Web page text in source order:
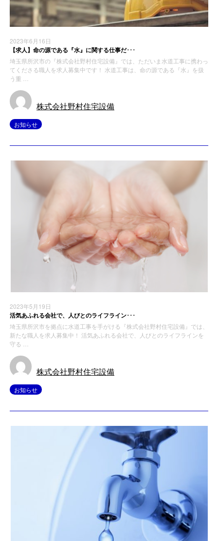
2023年6月16日
【求人】命の源である『水』に関する仕事だ･･･
埼玉県所沢市の『株式会社野村住宅設備』では、ただいま水道工事に携わっ
てくださる職人を求人募集中です！ 水道工事は、命の源である『水』を扱
う重 …
株式会社野村住宅設備
お知らせ
2023年5月19日
活気あふれる会社で、人びとのライフライン･･･
埼玉県所沢市を拠点に水道工事を手がける『株式会社野村住宅設備』では、
新たな職人を求人募集中！ 活気あふれる会社で、人びとのライフラインを
守る …
株式会社野村住宅設備
お知らせ